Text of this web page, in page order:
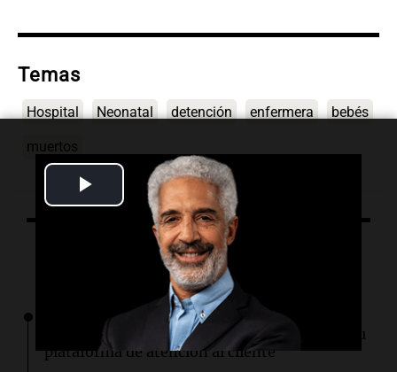
Play
Video
Temas
Hospital Neonatal detención enfermera bebés
muertos
Lo último
Tecnología
Omilia asegura $67 millones para expandir su
plataforma de atención al cliente